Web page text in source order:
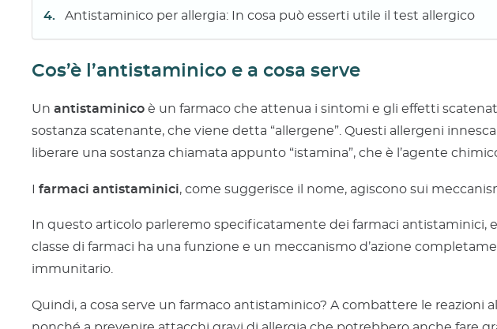
Antistaminico per allergia: In cosa può esserti utile il test allergico
Cos’è l’antistaminico e a cosa serve
Un antistaminico è un farmaco che attenua i sintomi e gli effetti
sostanza scatenante, che viene detta “allergene”. Questi allergeni
liberare una sostanza chiamata appunto “istamina”, che è l’agente
I farmaci antistaminici, come suggerisce il nome, agiscono sui
In questo articolo parleremo specificatamente dei farmaci antistaminici,
classe di farmaci ha una funzione e un meccanismo d’azione
immunitario.
Quindi, a cosa serve un farmaco antistaminico? A combattere le